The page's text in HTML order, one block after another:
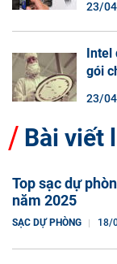
23/
gói
23/
Bài viết
Top sạc dự
năm 2025
SẠC DỰ PHÒNG 18/